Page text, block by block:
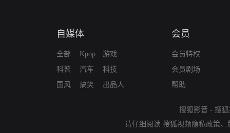
自媒体
全部
科普
国风
Kpop
汽车
搞笑
游戏
科技
出品人
会员
会员特权
会员剧场
帮助
搜狐影音 - 搜
请仔细阅读 搜狐视频隐私政策、